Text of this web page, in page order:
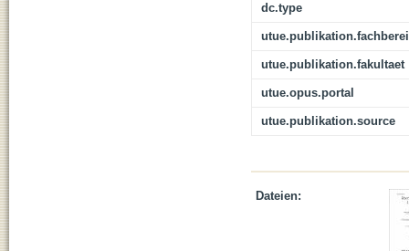
dc.type
utue.publikation.fakultaet
utue.opus.portal
utue.publikation.source
Dateien: